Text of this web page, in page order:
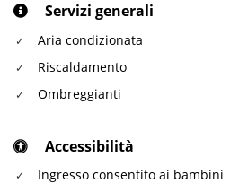
Servizi generali
Aria condizionata
Riscaldamento
Ombreggianti
Accessibilità
Ingresso consentito ai bambini